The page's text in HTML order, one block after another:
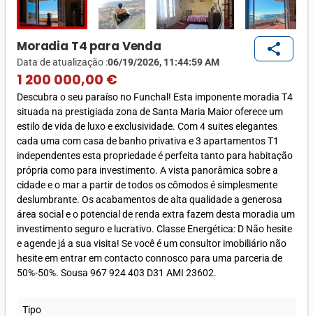
Moradia T4 para Venda
Data de atualização :06/19/2026, 11:44:59 AM
1 200 000,00 €
share
Descubra o seu paraíso no Funchal! Esta imponente moradia T4
situada na prestigiada zona de Santa Maria Maior oferece um
estilo de vida de luxo e exclusividade. Com 4 suites elegantes
cada uma com casa de banho privativa e 3 apartamentos T1
independentes esta propriedade é perfeita tanto para habitação
própria como para investimento. A vista panorâmica sobre a
cidade e o mar a partir de todos os cômodos é simplesmente
deslumbrante. Os acabamentos de alta qualidade a generosa
área social e o potencial de renda extra fazem desta moradia um
investimento seguro e lucrativo. Classe Energética: D Não hesite
e agende já a sua visita! Se você é um consultor imobiliário não
hesite em entrar em contacto connosco para uma parceria de
50%-50%. Sousa 967 924 403 D31 AMI 23602.
Tipo